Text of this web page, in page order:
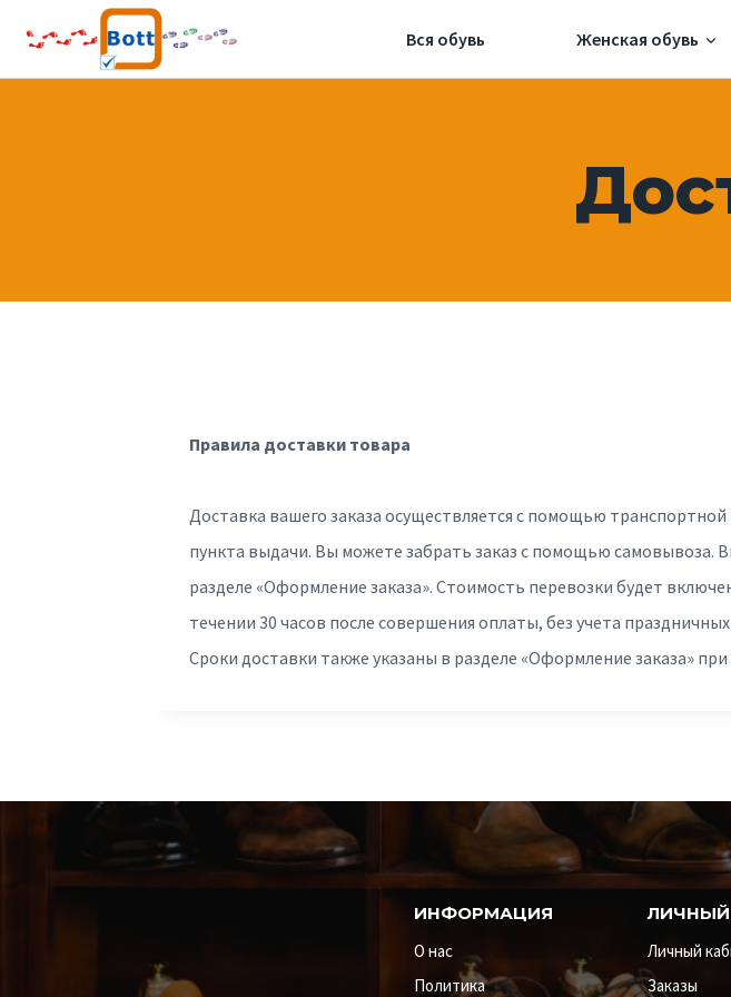
Вся обувь Женская обувь
Правила доставки товара
Доставка вашего заказа осуществляется с помощью
пункта выдачи. Вы можете забрать заказ с помощью
разделе «Оформление заказа». Стоимость перевозки будет
течении 30 часов после совершения оплаты, без учета
Сроки доставки также указаны в разделе «Оформление заказа»
ИНФОРМАЦИЯ
О нас
Политика
ЛИЧНЫЙ
Личный
Заказы